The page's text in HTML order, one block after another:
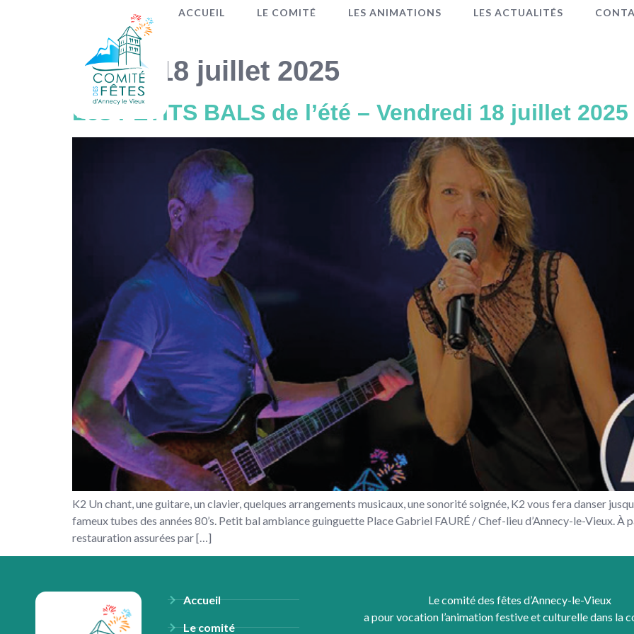
ACCUEIL LE COMITÉ LES ANIMATIONS LES ACTUALITÉS
Jour : 18 juillet 2025
Les PETITS BALS de l’été – Vendredi 18 juillet 2025
K2 Un chant, une guitare, un clavier, quelques arrangements musicaux, une sonorité soignée, K2 vous fera danser
fameux tubes des années 80’s. Petit bal ambiance guinguette Place Gabriel FAURÉ / Chef-lieu d’Annecy-le-Vieux.
restauration assurées par […]
Accueil
Le comité
Le comité des fêtes d’Annecy-le-Vieux
a pour vocation l’animation festive et culturelle dans la